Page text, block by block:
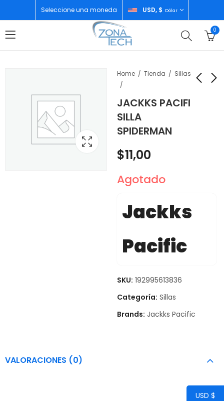
Seleccione una moneda USD, $ Dólar
0
Home Tienda Sillas
JACKKS PACIFI
SILLA
SPIDERMAN
KART GIRO 360
$31,99
DE AGUA PARA NIÑOS
$5,00
$11,00
Agotado
Jackks
Pacific
SKU: 192995613836
Categoría: Sillas
Brands: Jackks Pacific
VALORACIONES (0)
USD $